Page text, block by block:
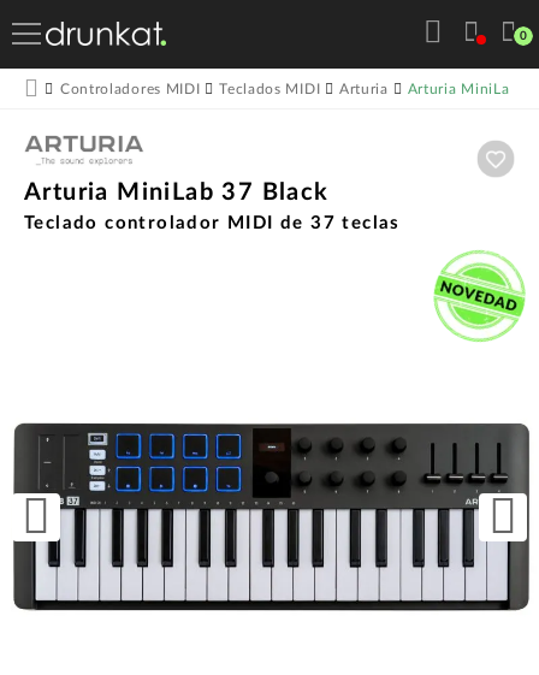
0
Controladores MIDI Teclados MIDI Arturia Arturia MiniLab
Arturia MiniLab 37 Black
Teclado controlador MIDI de 37 teclas